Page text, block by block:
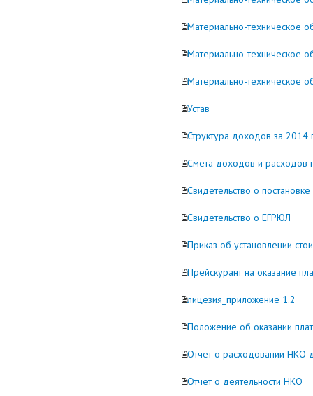
Материально-техническое
Материально-техническое
Материально-техническое
Устав
Структура доходов за 2014
Смета доходов и расходов
Свидетельство о
Свидетельство о ЕГРЮЛ
Приказ об установлении
Прейскурант на оказание
лицезия_приложение 1.2
Положение об оказании
Отчет о расходовании НКО
Отчет о деятельности НКО